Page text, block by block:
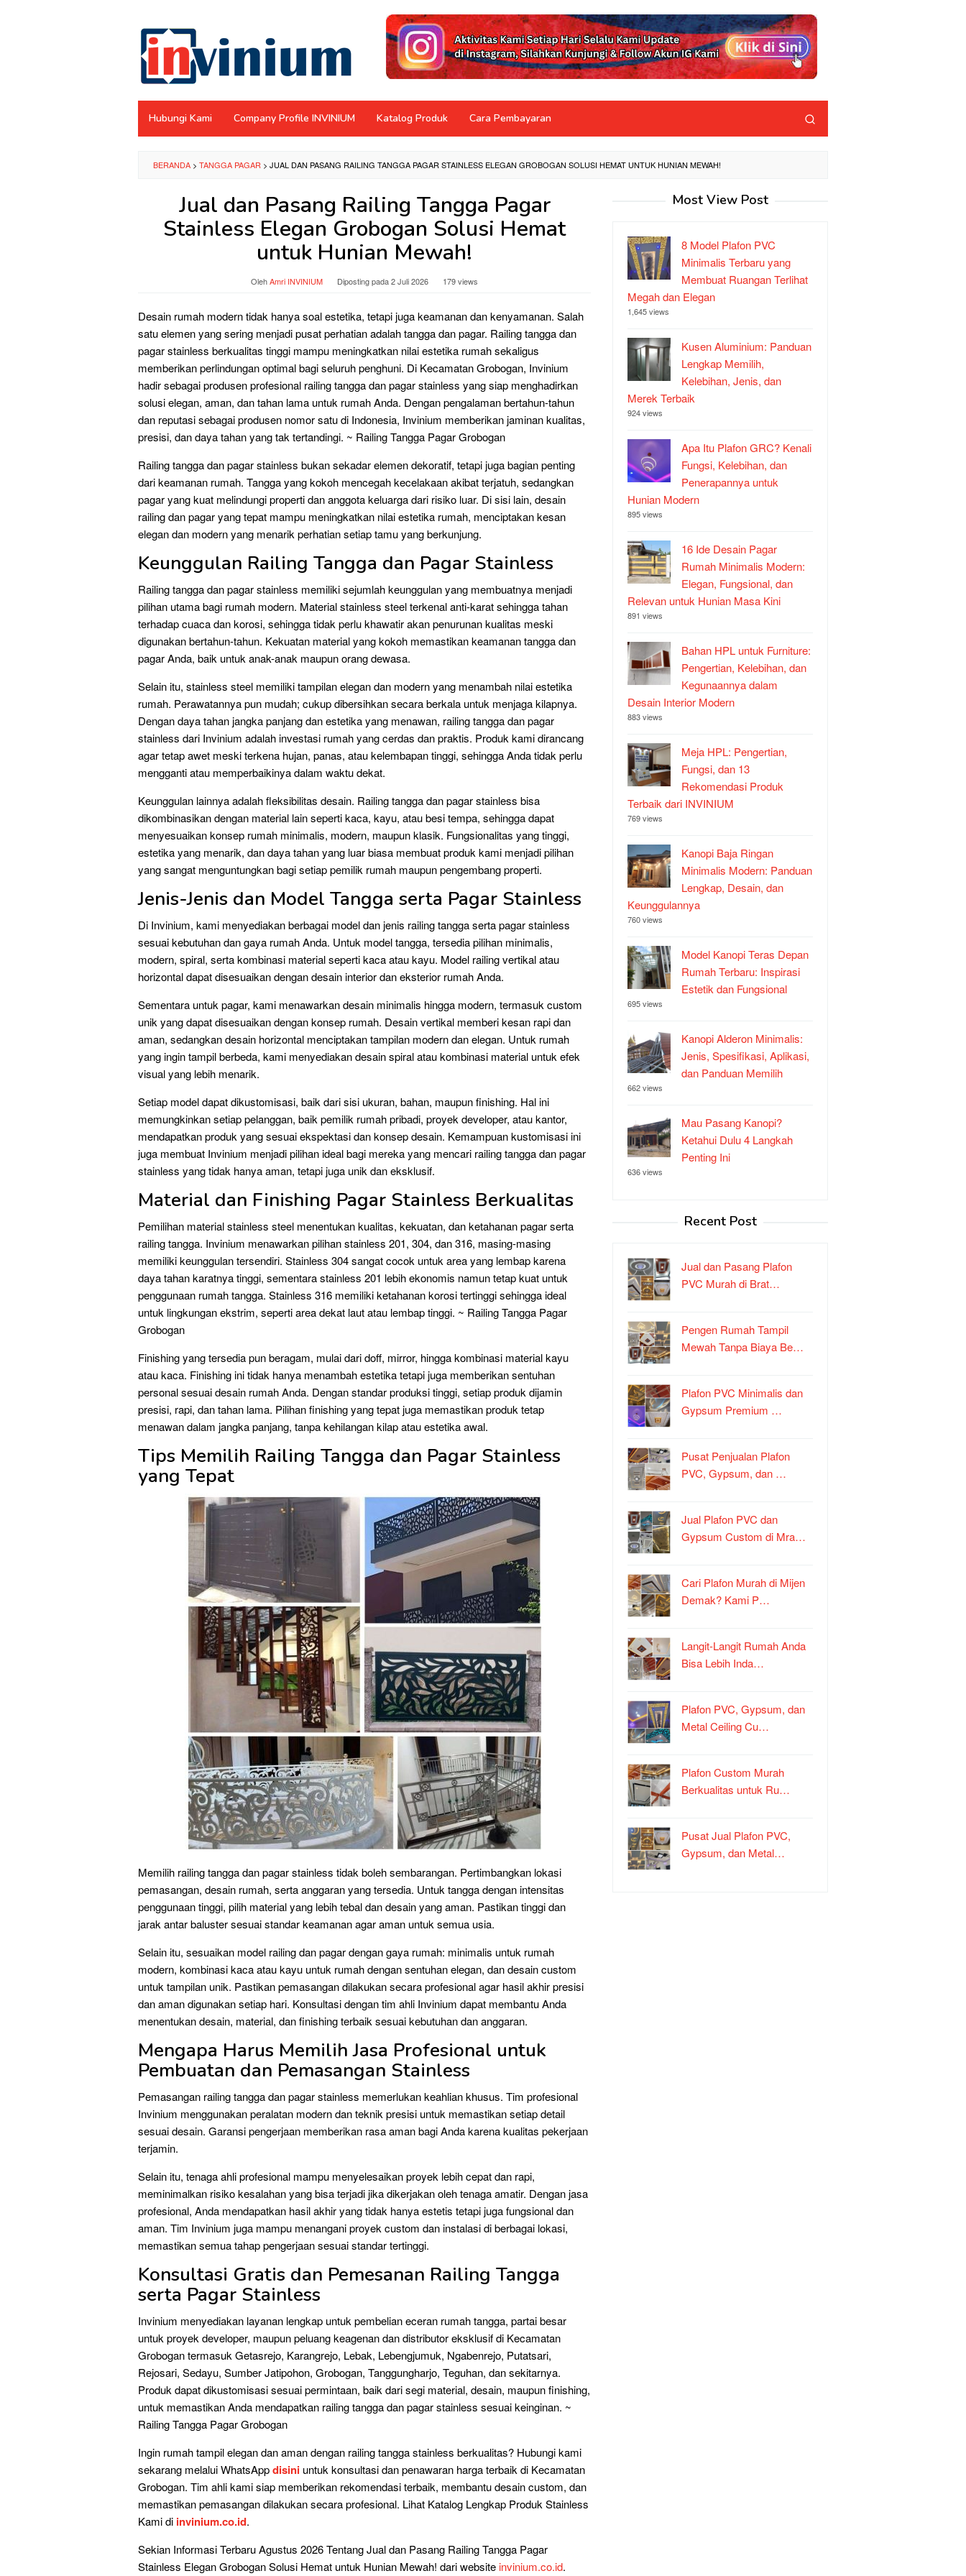
konten
Hubungi Kami Company Profile INVINIUM Katalog Produk Cara Pembayaran
BERANDA > TANGGA PAGAR > JUAL DAN PASANG RAILING TANGGA PAGAR STAINLESS ELEGAN GROBOGAN SOLUSI HEMAT UNTUK HUNIAN MEWAH!
Jual dan Pasang Railing Tangga Pagar
Stainless Elegan Grobogan Solusi Hemat
untuk Hunian Mewah!
OlehAmri INVINIUM Diposting pada2 Juli 2026 179 views
Desain rumah modern tidak hanya soal estetika, tetapi juga keamanan dan kenyamanan. Salah
satu elemen yang sering menjadi pusat perhatian adalah tangga dan pagar. Railing tangga dan
pagar stainless berkualitas tinggi mampu meningkatkan nilai estetika rumah sekaligus
memberikan perlindungan optimal bagi seluruh penghuni. Di Kecamatan Grobogan, Invinium
hadir sebagai produsen profesional railing tangga dan pagar stainless yang siap menghadirkan
solusi elegan, aman, dan tahan lama untuk rumah Anda. Dengan pengalaman bertahun-tahun
dan reputasi sebagai produsen nomor satu di Indonesia, Invinium memberikan jaminan kualitas,
presisi, dan daya tahan yang tak tertandingi. ~ Railing Tangga Pagar Grobogan
Railing tangga dan pagar stainless bukan sekadar elemen dekoratif, tetapi juga bagian penting
dari keamanan rumah. Tangga yang kokoh mencegah kecelakaan akibat terjatuh, sedangkan
pagar yang kuat melindungi properti dan anggota keluarga dari risiko luar. Di sisi lain, desain
railing dan pagar yang tepat mampu meningkatkan nilai estetika rumah, menciptakan kesan
elegan dan modern yang menarik perhatian setiap tamu yang berkunjung.
Keunggulan Railing Tangga dan Pagar Stainless
Railing tangga dan pagar stainless memiliki sejumlah keunggulan yang membuatnya menjadi
pilihan utama bagi rumah modern. Material stainless steel terkenal anti-karat sehingga tahan
terhadap cuaca dan korosi, sehingga tidak perlu khawatir akan penurunan kualitas meski
digunakan bertahun-tahun. Kekuatan material yang kokoh memastikan keamanan tangga dan
pagar Anda, baik untuk anak-anak maupun orang dewasa.
Selain itu, stainless steel memiliki tampilan elegan dan modern yang menambah nilai estetika
rumah. Perawatannya pun mudah; cukup dibersihkan secara berkala untuk menjaga kilapnya.
Dengan daya tahan jangka panjang dan estetika yang menawan, railing tangga dan pagar
stainless dari Invinium adalah investasi rumah yang cerdas dan praktis. Produk kami dirancang
agar tetap awet meski terkena hujan, panas, atau kelembapan tinggi, sehingga Anda tidak perlu
mengganti atau memperbaikinya dalam waktu dekat.
Keunggulan lainnya adalah fleksibilitas desain. Railing tangga dan pagar stainless bisa
dikombinasikan dengan material lain seperti kaca, kayu, atau besi tempa, sehingga dapat
menyesuaikan konsep rumah minimalis, modern, maupun klasik. Fungsionalitas yang tinggi,
estetika yang menarik, dan daya tahan yang luar biasa membuat produk kami menjadi pilihan
yang sangat menguntungkan bagi setiap pemilik rumah maupun pengembang properti.
Jenis-Jenis dan Model Tangga serta Pagar Stainless
Di Invinium, kami menyediakan berbagai model dan jenis railing tangga serta pagar stainless
sesuai kebutuhan dan gaya rumah Anda. Untuk model tangga, tersedia pilihan minimalis,
modern, spiral, serta kombinasi material seperti kaca atau kayu. Model railing vertikal atau
horizontal dapat disesuaikan dengan desain interior dan eksterior rumah Anda.
Sementara untuk pagar, kami menawarkan desain minimalis hingga modern, termasuk custom
unik yang dapat disesuaikan dengan konsep rumah. Desain vertikal memberi kesan rapi dan
aman, sedangkan desain horizontal menciptakan tampilan modern dan elegan. Untuk rumah
yang ingin tampil berbeda, kami menyediakan desain spiral atau kombinasi material untuk efek
visual yang lebih menarik.
Setiap model dapat dikustomisasi, baik dari sisi ukuran, bahan, maupun finishing. Hal ini
memungkinkan setiap pelanggan, baik pemilik rumah pribadi, proyek developer, atau kantor,
mendapatkan produk yang sesuai ekspektasi dan konsep desain. Kemampuan kustomisasi ini
juga membuat Invinium menjadi pilihan ideal bagi mereka yang mencari railing tangga dan pagar
stainless yang tidak hanya aman, tetapi juga unik dan eksklusif.
Material dan Finishing Pagar Stainless Berkualitas
Pemilihan material stainless steel menentukan kualitas, kekuatan, dan ketahanan pagar serta
railing tangga. Invinium menawarkan pilihan stainless 201, 304, dan 316, masing-masing
memiliki keunggulan tersendiri. Stainless 304 sangat cocok untuk area yang lembap karena
daya tahan karatnya tinggi, sementara stainless 201 lebih ekonomis namun tetap kuat untuk
penggunaan rumah tangga. Stainless 316 memiliki ketahanan korosi tertinggi sehingga ideal
untuk lingkungan ekstrim, seperti area dekat laut atau lembap tinggi. ~ Railing Tangga Pagar
Grobogan
Finishing yang tersedia pun beragam, mulai dari doff, mirror, hingga kombinasi material kayu
atau kaca. Finishing ini tidak hanya menambah estetika tetapi juga memberikan sentuhan
personal sesuai desain rumah Anda. Dengan standar produksi tinggi, setiap produk dijamin
presisi, rapi, dan tahan lama. Pilihan finishing yang tepat juga memastikan produk tetap
menawan dalam jangka panjang, tanpa kehilangan kilap atau estetika awal.
Tips Memilih Railing Tangga dan Pagar Stainless
yang Tepat
Memilih railing tangga dan pagar stainless tidak boleh sembarangan. Pertimbangkan lokasi
pemasangan, desain rumah, serta anggaran yang tersedia. Untuk tangga dengan intensitas
penggunaan tinggi, pilih material yang lebih tebal dan desain yang aman. Pastikan tinggi dan
jarak antar baluster sesuai standar keamanan agar aman untuk semua usia.
Selain itu, sesuaikan model railing dan pagar dengan gaya rumah: minimalis untuk rumah
modern, kombinasi kaca atau kayu untuk rumah dengan sentuhan elegan, dan desain custom
untuk tampilan unik. Pastikan pemasangan dilakukan secara profesional agar hasil akhir presisi
dan aman digunakan setiap hari. Konsultasi dengan tim ahli Invinium dapat membantu Anda
menentukan desain, material, dan finishing terbaik sesuai kebutuhan dan anggaran.
Mengapa Harus Memilih Jasa Profesional untuk
Pembuatan dan Pemasangan Stainless
Pemasangan railing tangga dan pagar stainless memerlukan keahlian khusus. Tim profesional
Invinium menggunakan peralatan modern dan teknik presisi untuk memastikan setiap detail
sesuai desain. Garansi pengerjaan memberikan rasa aman bagi Anda karena kualitas pekerjaan
terjamin.
Selain itu, tenaga ahli profesional mampu menyelesaikan proyek lebih cepat dan rapi,
meminimalkan risiko kesalahan yang bisa terjadi jika dikerjakan oleh tenaga amatir. Dengan jasa
profesional, Anda mendapatkan hasil akhir yang tidak hanya estetis tetapi juga fungsional dan
aman. Tim Invinium juga mampu menangani proyek custom dan instalasi di berbagai lokasi,
memastikan semua tahap pengerjaan sesuai standar tertinggi.
Konsultasi Gratis dan Pemesanan Railing Tangga
serta Pagar Stainless
Invinium menyediakan layanan lengkap untuk pembelian eceran rumah tangga, partai besar
untuk proyek developer, maupun peluang keagenan dan distributor eksklusif di Kecamatan
Grobogan termasuk Getasrejo, Karangrejo, Lebak, Lebengjumuk, Ngabenrejo, Putatsari,
Rejosari, Sedayu, Sumber Jatipohon, Grobogan, Tanggungharjo, Teguhan, dan sekitarnya.
Produk dapat dikustomisasi sesuai permintaan, baik dari segi material, desain, maupun finishing,
untuk memastikan Anda mendapatkan railing tangga dan pagar stainless sesuai keinginan. ~
Railing Tangga Pagar Grobogan
Ingin rumah tampil elegan dan aman dengan railing tangga stainless berkualitas? Hubungi kami
sekarang melalui WhatsAppdisini untuk konsultasi dan penawaran harga terbaik di Kecamatan
Grobogan. Tim ahli kami siap memberikan rekomendasi terbaik, membantu desain custom, dan
memastikan pemasangan dilakukan secara profesional. Lihat Katalog Lengkap Produk Stainless
Kami di invinium.co.id.
Sekian Informasi Terbaru Agustus 2026 Tentang Jual dan Pasang Railing Tangga Pagar
Stainless Elegan Grobogan Solusi Hemat untuk Hunian Mewah! dari websiteinvinium.co.id.
Most View Post
8 Model Plafon PVC
Minimalis Terbaru yang
Membuat Ruangan Terlihat
Megah dan Elegan
1,645 views
Kusen Aluminium: Panduan
Lengkap Memilih,
Kelebihan, Jenis, dan
Merek Terbaik
924 views
Apa Itu Plafon GRC? Kenali
Fungsi, Kelebihan, dan
Penerapannya untuk
Hunian Modern
895 views
16 Ide Desain Pagar
Rumah Minimalis Modern:
Elegan, Fungsional, dan
Relevan untuk Hunian Masa Kini
891 views
Bahan HPL untuk Furniture:
Pengertian, Kelebihan, dan
Kegunaannya dalam
Desain Interior Modern
883 views
Meja HPL: Pengertian,
Fungsi, dan 13
Rekomendasi Produk
Terbaik dari INVINIUM
769 views
Kanopi Baja Ringan
Minimalis Modern: Panduan
Lengkap, Desain, dan
Keunggulannya
760 views
Model Kanopi Teras Depan
Rumah Terbaru: Inspirasi
Estetik dan Fungsional
695 views
Kanopi Alderon Minimalis:
Jenis, Spesifikasi, Aplikasi,
dan Panduan Memilih
662 views
Mau Pasang Kanopi?
Ketahui Dulu 4 Langkah
Penting Ini
636 views
Recent Post
Jual dan Pasang Plafon
PVC Murah di Brat…
Pengen Rumah Tampil
Mewah Tanpa Biaya Be…
Plafon PVC Minimalis dan
Gypsum Premium …
Pusat Penjualan Plafon
PVC, Gypsum, dan …
Jual Plafon PVC dan
Gypsum Custom di Mra…
Cari Plafon Murah di Mijen
Demak? Kami P…
Langit-Langit Rumah Anda
Bisa Lebih Inda…
Plafon PVC, Gypsum, dan
Metal Ceiling Cu…
Plafon Custom Murah
Berkualitas untuk Ru…
Pusat Jual Plafon PVC,
Gypsum, dan Metal…